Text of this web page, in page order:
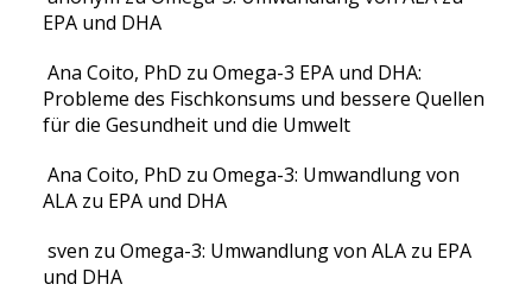
EPA und DHA
Ana Coito, PhD zuOmega-3 EPA und DHA:
Probleme des Fischkonsums und bessere Quellen
für die Gesundheit und die Umwelt
Ana Coito, PhD zuOmega-3: Umwandlung von
ALA zu EPA und DHA
sven zuOmega-3: Umwandlung von ALA zu EPA
und DHA